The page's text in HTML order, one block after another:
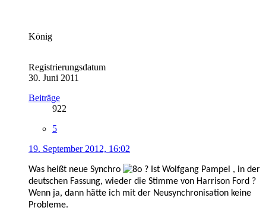
König
Registrierungsdatum
30. Juni 2011
Beiträge
922
5
19. September 2012, 16:02
Was heißt neue Synchro
? Ist Wolfgang Pampel , in der
deutschen Fassung, wieder die Stimme von Harrison Ford ?
Wenn ja, dann hätte ich mit der Neusynchronisation keine
Probleme.